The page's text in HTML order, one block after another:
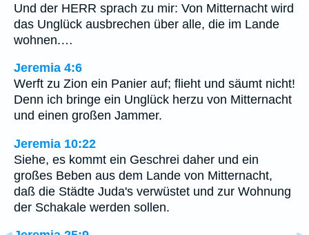
Und der HERR sprach zu mir: Von Mitternacht wird
das Unglück ausbrechen über alle, die im Lande
wohnen.…
Jeremia 4:6
Werft zu Zion ein Panier auf; flieht und säumt nicht!
Denn ich bringe ein Unglück herzu von Mitternacht
und einen großen Jammer.
Jeremia 10:22
Siehe, es kommt ein Geschrei daher und ein
großes Beben aus dem Lande von Mitternacht,
daß die Städte Juda's verwüstet und zur Wohnung
der Schakale werden sollen.